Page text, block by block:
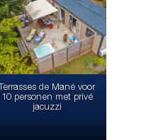
Terrasses de Mané voor
10 personen met privé
jacuzzi